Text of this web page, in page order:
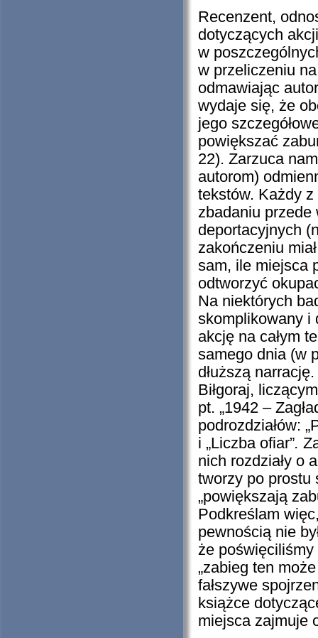
Recenzent,
dotyczących
w
w przeliczeniu
odmawiając
wydaje się, że
jego
powiększać
22). Zarzuca
autorom)
tekstów. Każdy z
zbadaniu przede
deportacyjnych
zakończeniu
sam, ile miejsca
odtworzyć
Na niektórych
skomplikowany i
akcję na całym
samego dnia (w
dłuższą
Biłgoraj,
pt. „1942 –
podrozdziałów:
i „Liczba ofiar”.
nich rozdziały o
tworzy po prostu
„powiększają
Podkreślam
pewnością nie
że
„zabieg ten
fałszywe
książce
miejsca zajmuje